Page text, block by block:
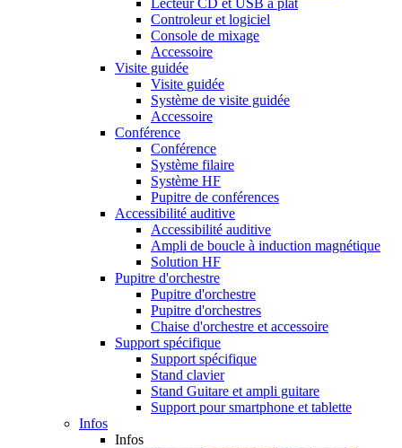
Lecteur CD et USB à plat
Controleur et logiciel
Console de mixage
Accessoire
Visite guidée
Visite guidée
Système de visite guidée
Accessoire
Conférence
Conférence
Système filaire
Système HF
Pupitre de conférences
Accessibilité auditive
Accessibilité auditive
Ampli de boucle à induction magnétique
Solution HF
Pupitre d'orchestre
Pupitre d'orchestre
Pupitre d'orchestres
Chaise d'orchestre et accessoire
Support spécifique
Support spécifique
Stand clavier
Stand Guitare et ampli guitare
Support pour smartphone et tablette
Infos
Infos